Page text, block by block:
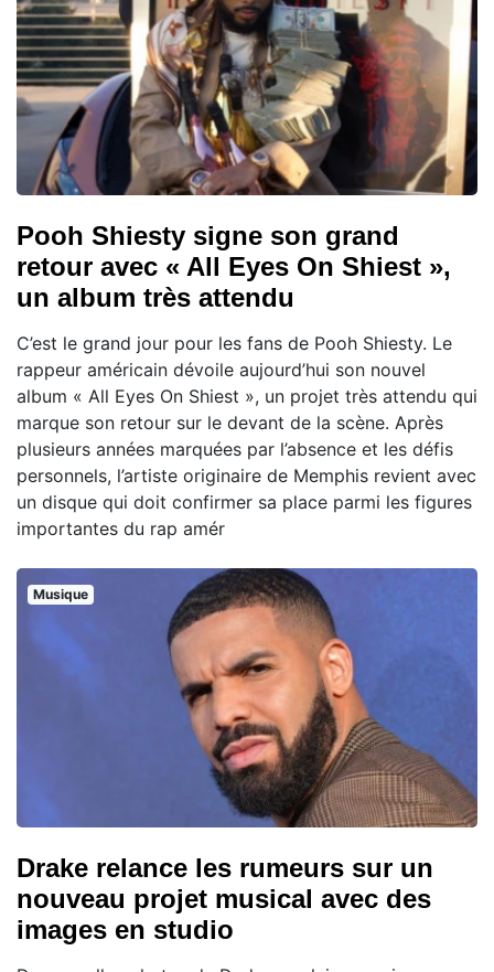
Pooh Shiesty signe son grand
retour avec « All Eyes On Shiest »,
un album très attendu
C’est le grand jour pour les fans de Pooh Shiesty. Le
rappeur américain dévoile aujourd’hui son nouvel
album « All Eyes On Shiest », un projet très attendu qui
marque son retour sur le devant de la scène. Après
plusieurs années marquées par l’absence et les défis
personnels, l’artiste originaire de Memphis revient avec
un disque qui doit confirmer sa place parmi les figures
importantes du rap amér
Musique
Drake relance les rumeurs sur un
nouveau projet musical avec des
images en studio